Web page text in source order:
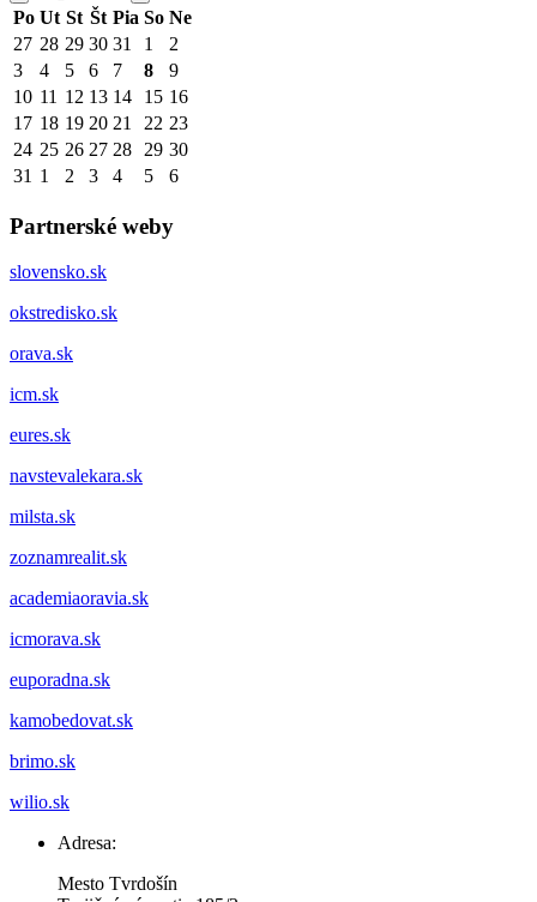
Po Ut St Št Pia So Ne
27 28 29 30 31 1
2
3
4 5 6 7 8
9
10 11 12 13 14 15 16
17 18 19 20 21 22 23
24 25 26 27 28 29 30
31 1 2 3 4 5 6
Partnerské weby
slovensko.sk
okstredisko.sk
orava.sk
icm.sk
eures.sk
navstevalekara.sk
milsta.sk
zoznamrealit.sk
academiaoravia.sk
icmorava.sk
euporadna.sk
kamobedovat.sk
brimo.sk
wilio.sk
Adresa:
Mesto Tvrdošín